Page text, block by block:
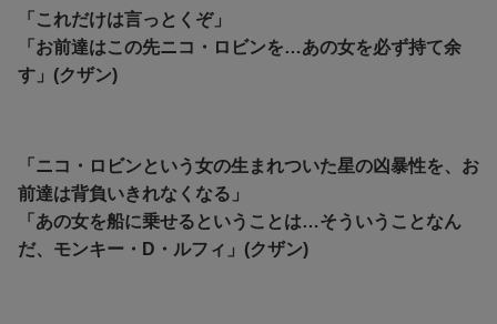
「これだけは言っとくぞ」
「お前達はこの先ニコ・ロビンを…あの女を必ず持て余
す」(クザン)
「ニコ・ロビンという女の生まれついた星の凶暴性を、お
前達は背負いきれなくなる」
「あの女を船に乗せるということは…そういうことなん
だ、モンキー・D・ルフィ」(クザン)